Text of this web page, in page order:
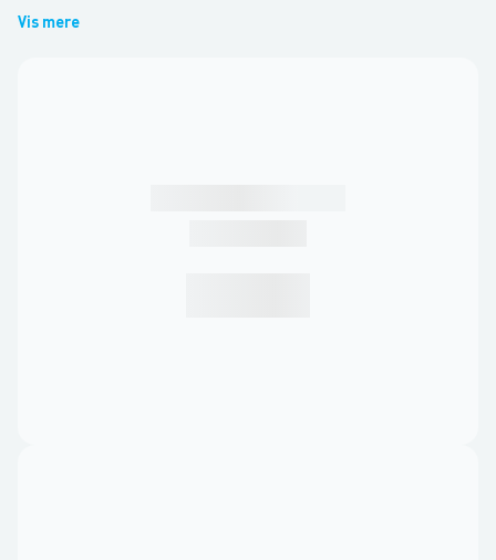
Vis mere